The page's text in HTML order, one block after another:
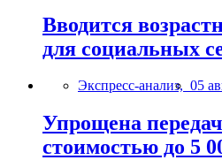
Вводится
для социальных
Экспресс-анализ, 05
Упрощена
стоимостью до 5